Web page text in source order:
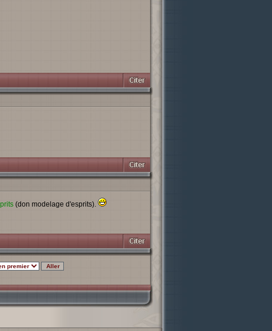
(don modelage d'esprits).